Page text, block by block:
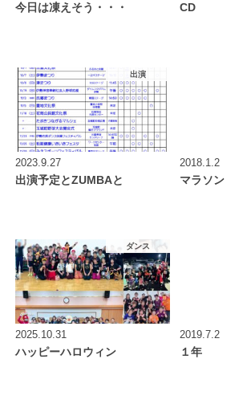
今日は凍えそう・・・ CD
出演
2023.9.27
出演予定とZUMBAと
2018.1.2
マラソン
ダンス
2025.10.31
ハッピーハロウィン
2019.7.2
１年